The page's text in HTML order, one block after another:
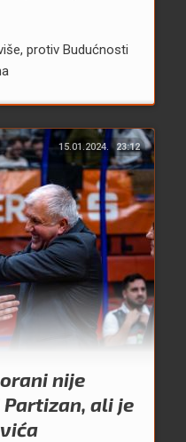
protiv Budućnosti
15.01.2024. 23:12
nije
ali je